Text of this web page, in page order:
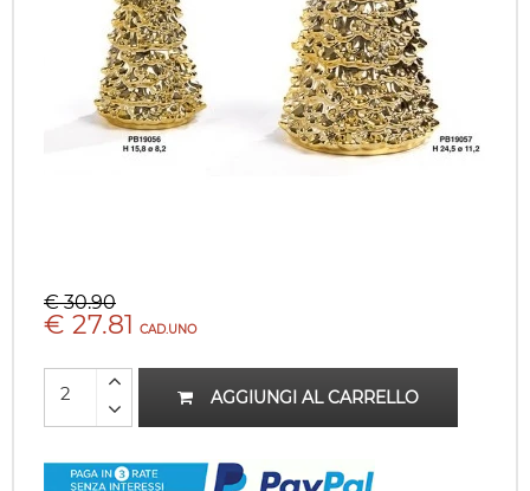
€ 30.90
€ 27.81 CAD.UNO
AGGIUNGI AL CARRELLO